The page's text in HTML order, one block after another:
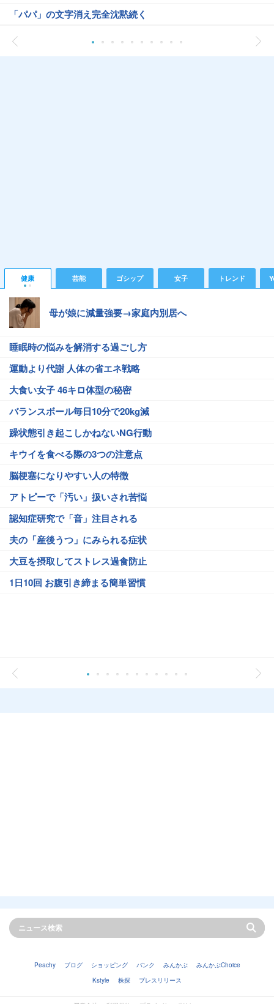
「パパ」の文字消え完全沈黙続く
健康 芸能 ゴシップ 女子 トレンド
母が娘に減量強要→家庭内別居へ
睡眠時の悩みを解消する過ごし方
運動より代謝 人体の省エネ戦略
大食い女子 46キロ体型の秘密
バランスボール毎日10分で20kg減
躁状態引き起こしかねないNG行動
キウイを食べる際の3つの注意点
脳梗塞になりやすい人の特徴
アトピーで「汚い」扱いされ苦悩
認知症研究で「音」注目される
夫の「産後うつ」にみられる症状
大豆を摂取してストレス過食防止
1日10回 お腹引き締まる簡単習慣
Peachy ブログ ショッピング バンク みんかぶ
みんかぶChoice
Kstyle
株探 プレスリリース